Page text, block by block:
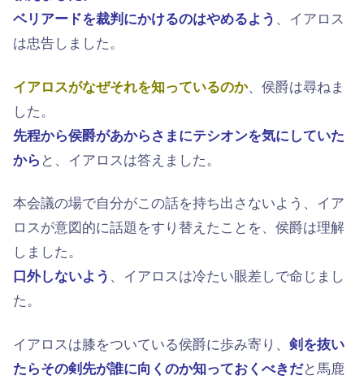
ベリアードを裁判にかけるのはやめるよう 、イアロス
は忠告しました。
イアロスがなぜそれを知っているのか、侯爵は尋ねま
した。
先程から侯爵があからさまにテシオンを気にしていた
から と、イアロスは答えました。
本会議の場で自分がこの話を持ち出さないよう、イア
ロスが意図的に話題をすり替えたことを、侯爵は理解
しました。
口外しないよう 、イアロスは冷たい眼差しで命じまし
た。
イアロスは膝をついている侯爵に歩み寄り、 剣を抜い
たらその剣先が誰に向くのか知っておくべきだと馬鹿